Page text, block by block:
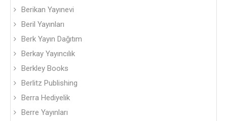
Berikan Yayınevi
Beril Yayınları
Berk Yayın Dağıtım
Berkay Yayıncılık
Berkley Books
Berlitz Publishing
Berra Hediyelik
Berre Yayınları